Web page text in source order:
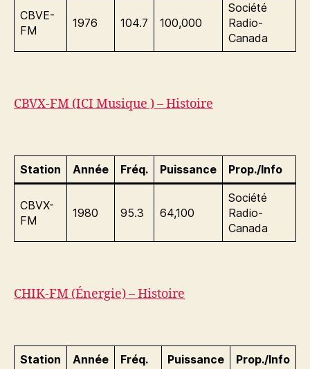
CBVE-
FM
1976 104.7 100,000
Société
Radio-
Canada
CBVX-FM (ICI Musique ) – Histoire
Station Année Fréq. Puissance Prop./Info
CBVX-
FM
1980 95.3 64,100
Société
Radio-
Canada
CHIK-FM (Énergie) – Histoire
Station Année Fréq. Puissance Prop./Info